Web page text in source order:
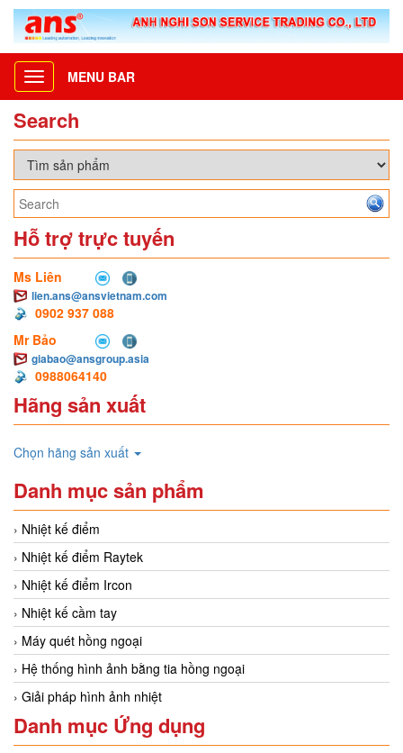
Toggle
navigation
MENU BAR
Search
Hỗ trợ trực tuyến
Ms Liên
lien.ans@ansvietnam.com
0902 937 088
Mr Bảo
giabao@ansgroup.asia
0988064140
Hãng sản xuất
Chọn hãng sản xuất
Danh mục sản phẩm
Nhiệt kế điểm
Nhiệt kế điểm Raytek
Nhiệt kế điểm Ircon
Nhiệt kế cầm tay
Máy quét hồng ngoại
Hệ thống hình ảnh bằng tia hồng ngoại
Giải pháp hình ảnh nhiệt
Danh mục Ứng dụng